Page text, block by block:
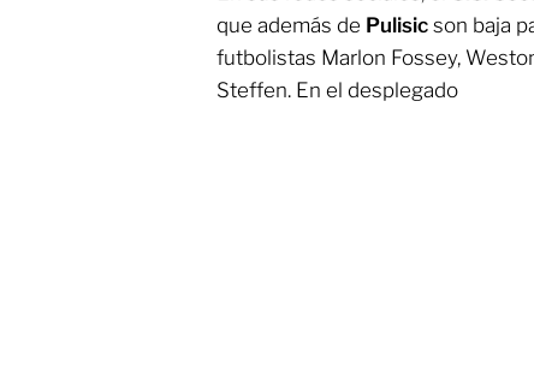
que además de Pulisic son baja
futbolistas Marlon Fossey,
Steffen. En el desplegado